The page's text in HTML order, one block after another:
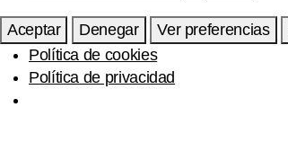
Aceptar Denegar Ver preferencias
Política de cookies
Política de privacidad